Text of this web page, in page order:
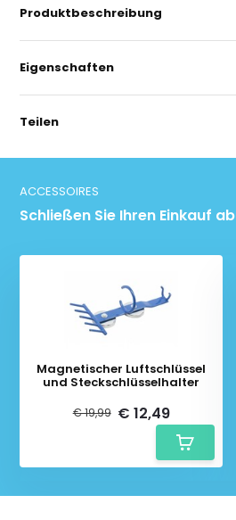
Produktbeschreibung
Eigenschaften
Teilen
ACCESSOIRES
Schließen Sie Ihren Einkauf ab
Magnetischer Luftschlüssel
und Steckschlüsselhalter
€ 19,99 € 12,49